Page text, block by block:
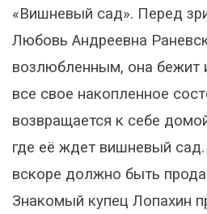
«Вишневый сад». Перед
Любовь Андреевна
возлюбленным, она бежит
все свое накопленное
возвращается к себе
где её ждет вишневый
вскоре должно быть
Знакомый купец Лопахин